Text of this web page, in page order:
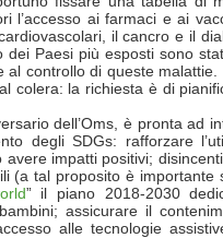
l’accesso ai farmaci e ai
il cancro e il
Paesi più esposti sono
controllo di queste
colera: la richiesta è di
dell’Oms, è pronta ad
degli SDGs: rafforzare
impatti positivi;
(a tal proposito è importante
” il piano 2018-2030
assicurare il
alle tecnologie